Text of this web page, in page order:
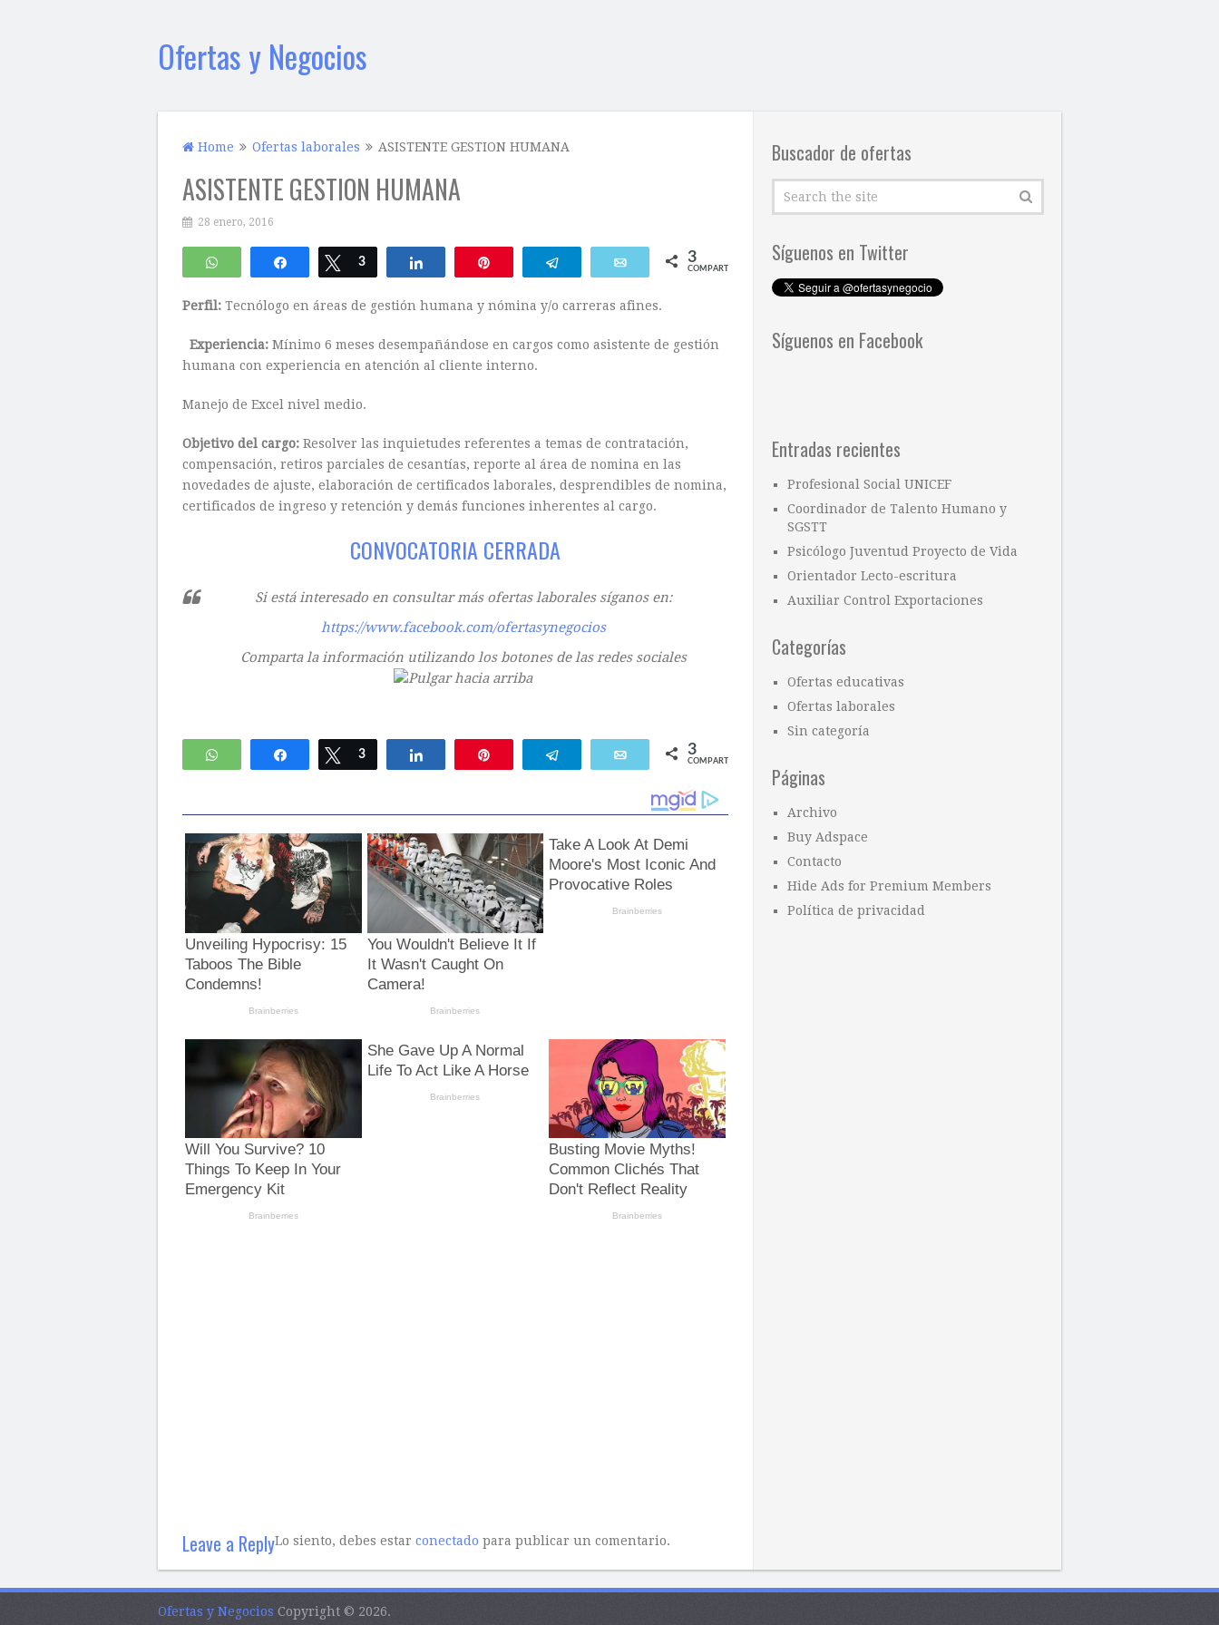
Ofertas y Negocios
Home Ofertas laborales ASISTENTE GESTION HUMANA
ASISTENTE GESTION HUMANA
28 enero, 2016
WhatsApp Compartir Twittear
3 Compartir Telegram Email 3
COMPARTIR
Perfil: Tecnólogo en áreas de gestión humana y nómina y/o carreras afines.
Experiencia: Mínimo 6 meses desempañándose en cargos como asistente de gestión
humana con experiencia en atención al cliente interno.
Manejo de Excel nivel medio.
Objetivo del cargo: Resolver las inquietudes referentes a temas de contratación,
compensación, retiros parciales de cesantías, reporte al área de nomina en las
novedades de ajuste, elaboración de certificados laborales, desprendibles de nomina,
certificados de ingreso y retención y demás funciones inherentes al cargo.
CONVOCATORIA CERRADA
Si está interesado en consultar más ofertas laborales síganos en:
https://www.facebook.com/ofertasynegocios
Comparta la información utilizando los botones de las redes sociales
WhatsApp Compartir Twittear
3 Compartir Telegram Email 3
COMPARTIR
Leave a ReplyLo siento, debes estar conectado para publicar un comentario.
Buscador de ofertas
Síguenos en Twitter
Síguenos en Facebook
Entradas recientes
Profesional Social UNICEF
Coordinador de Talento Humano y
SGSTT
Psicólogo Juventud Proyecto de Vida
Orientador Lecto-escritura
Auxiliar Control Exportaciones
Categorías
Ofertas educativas
Ofertas laborales
Sin categoría
Páginas
Archivo
Buy Adspace
Contacto
Hide Ads for Premium Members
Política de privacidad
Ofertas y Negocios Copyright © 2026.